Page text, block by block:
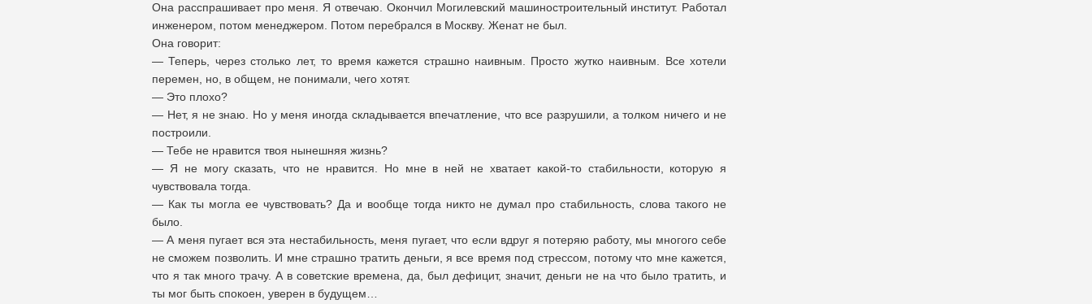
Она расспрашивает про меня. Я отвечаю. Окончил Могилевский машиностроительный институт. Работал
инженером, потом менеджером. Потом перебрался в Москву. Женат не был.
Она говорит:
— Теперь, через столько лет, то время кажется страшно наивным. Просто жутко наивным. Все хотели
перемен, но, в общем, не понимали, чего хотят.
— Это плохо?
— Нет, я не знаю. Но у меня иногда складывается впечатление, что все разрушили, а толком ничего и не
построили.
— Тебе не нравится твоя нынешняя жизнь?
— Я не могу сказать, что не нравится. Но мне в ней не хватает какой-то стабильности, которую я
чувствовала тогда.
— Как ты могла ее чувствовать? Да и вообще тогда никто не думал про стабильность, слова такого не
было.
— А меня пугает вся эта нестабильность, меня пугает, что если вдруг я потеряю работу, мы многого себе
не сможем позволить. И мне страшно тратить деньги, я все время под стрессом, потому что мне кажется,
что я так много трачу. А в советские времена, да, был дефицит, значит, деньги не на что было тратить, и
ты мог быть спокоен, уверен в будущем…